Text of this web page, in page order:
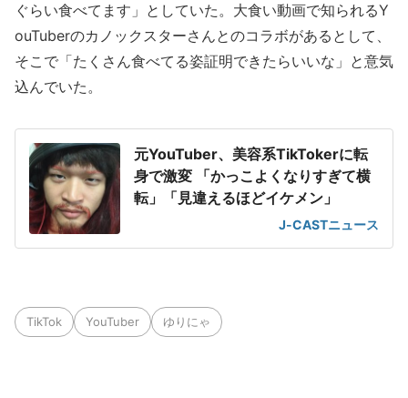
ぐらい食べてます」としていた。大食い動画で知られるY
ouTuberのカノックスターさんとのコラボがあるとして、
そこで「たくさん食べてる姿証明できたらいいな」と意気
込んでいた。
元YouTuber、美容系TikTokerに転
身で激変 「かっこよくなりすぎて横
転」「見違えるほどイケメン」
J-CASTニュース
TikTok YouTuber ゆりにゃ